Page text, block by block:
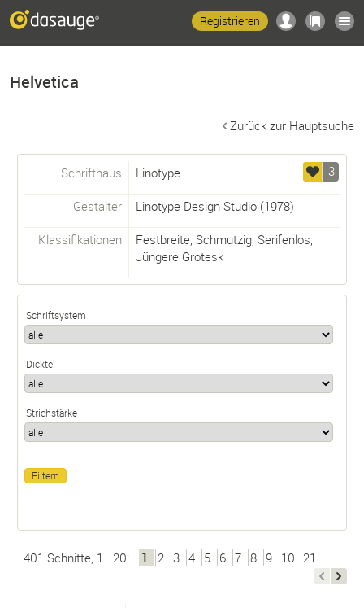
Registrieren
Helvetica
Zurück zur Hauptsuche
3
Schrifthaus Linotype
Gestalter Linotype Design Studio(1978)
Klassifikationen Festbreite, Schmutzig, Serifenlos,
Jüngere Grotesk
Schriftsystem
Dickte
Strichstärke
401 Schnitte, 1—20: 1 2 3 4 5 6 7 8 9 10…21